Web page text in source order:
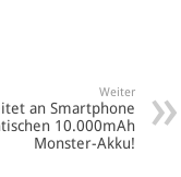
Weiter
an Smartphone
10.000mAh
Monster-Akku!